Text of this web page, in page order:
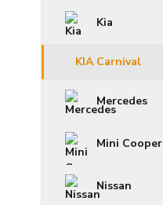
Kia
KIA Carnival
Mercedes
Mini Cooper
Nissan